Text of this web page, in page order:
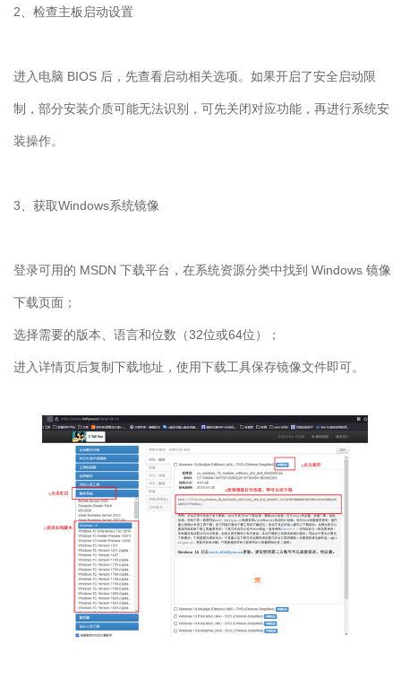
2 、检查主板启动设置
进入电脑 BIOS 后，先查看启动相关选项。如果开启了安全启动限
制，部分安装介质可能无法识别，可先关闭对应功能，再进行系统安
装操作。
3 、获取Windows系统镜像
登录可用的 MSDN 下载平台，在系统资源分类中找到 Windows 镜像
下载页面；
选择需要的版本、语言和位数（32位或64位）；
进入详情页后复制下载地址，使用下载工具保存镜像文件即可。